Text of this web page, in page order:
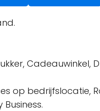
Cadeauwinkel,
op bedrijfslocatie,